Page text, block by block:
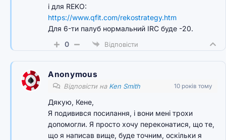
і для REKO:
https://www.qfit.com/rekostrategy.htm
Для 6-ти палуб нормальний IRC буде -20.
0
Відповісти
Anonymous
Відповісти на Ken Smith 10 років тому
Дякую, Кене,
Я подивився посилання, і вони мені трохи
допомогли. Я просто хочу переконатися, що те,
що я написав вище, буде точним, оскільки я